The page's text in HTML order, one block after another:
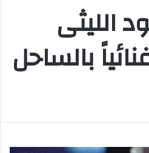
الليثى
بالساحل